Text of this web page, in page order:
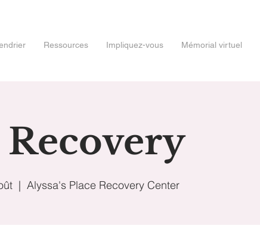
Ressources Impliquez-vous Mémorial virtuel
  |
Alyssa's Place Recovery Center